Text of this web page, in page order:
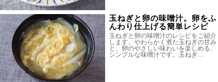
玉ねぎと卵の味噌汁。卵をふ
んわり仕上げる簡単レシピ
玉ねぎと卵の味噌汁のレシピをご紹介
します。やわらかく煮た玉ねぎの甘み
と、卵のやさしい味わいを楽しめる、
シンプルな味噌汁です。玉ねぎ…